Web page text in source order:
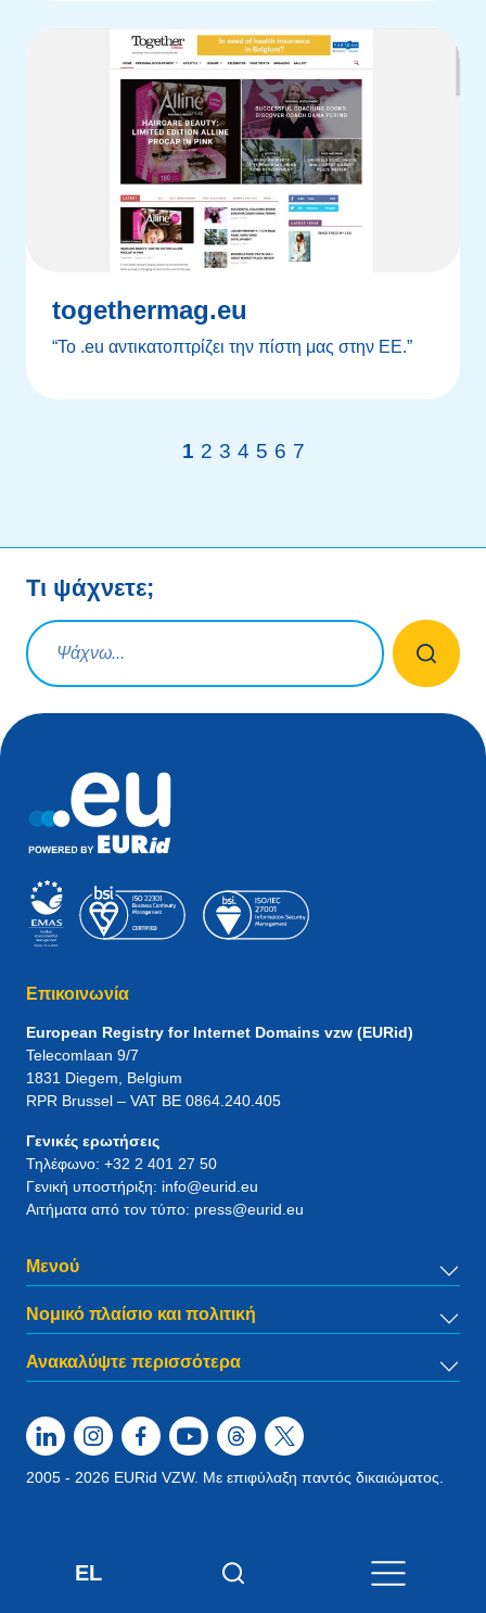
EL
togethermag.eu
“To .eu αντικατοπτρίζει την πίστη μας στην ΕΕ.”
1 2 3 4 5 6 7
Τι ψάχνετε;
Ερώτηση αναζήτησης
Επικοινωνία
European Registry for Internet Domains vzw (EURid)
Telecomlaan 9/7
1831 Diegem , Belgium
RPR Brussel – VAT BE 0864.240.405
Γενικές ερωτήσεις
Τηλέφωνο: +32 2 401 27 50
Γενική υποστήριξη: info@eurid.eu
Αιτήματα από τον τύπο: press@eurid.eu
Μενού
Νομικό πλαίσιο και πολιτική
Ανακαλύψτε περισσότερα
2005 - 2026 EURid VZW. Με επιφύλαξη παντός δικαιώματος.